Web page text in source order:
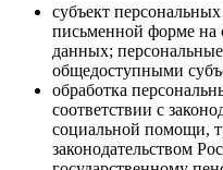
субъект
письменной форме на
данных;
общедоступными
обработка
соответствии с
социальной помощи,
законодательством